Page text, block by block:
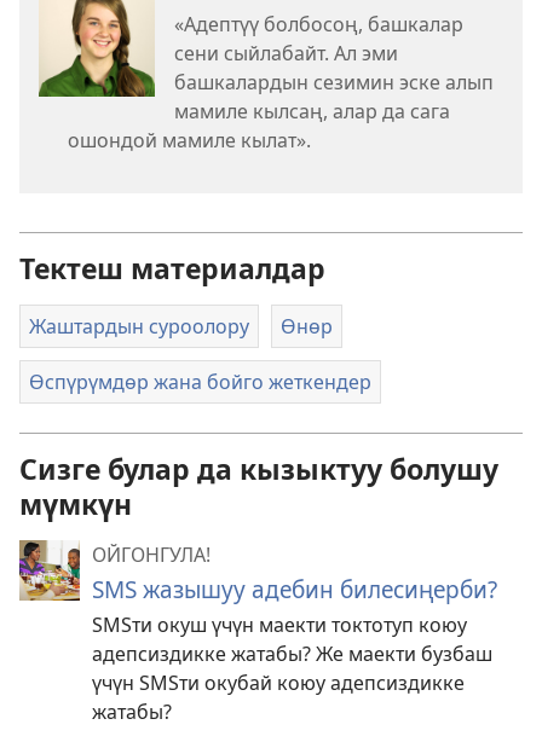
«Адептүү болбосоң, башкалар
сени сыйлабайт. Ал эми
башкалардын сезимин эске алып
мамиле кылсаң, алар да сага
ошондой мамиле кылат».
Тектеш материалдар
Жаштардын суроолору Өнөр
Өспүрүмдөр жана бойго жеткендер
Сизге булар да кызыктуу болушу
мүмкүн
ОЙГОНГУЛА!
SMS жазышуу адебин билесиңерби?
SMSти окуш үчүн маекти токтотуп коюу
адепсиздикке жатабы? Же маекти бузбаш
үчүн SMSти окубай коюу адепсиздикке
жатабы?